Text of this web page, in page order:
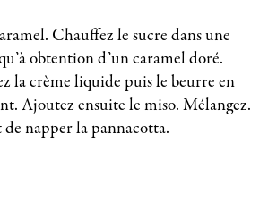
Chauffez le sucre dans une
obtention d’un caramel doré.
la crème liquide puis le beurre en
Ajoutez ensuite le miso. Mélangez.
napper la pannacotta.